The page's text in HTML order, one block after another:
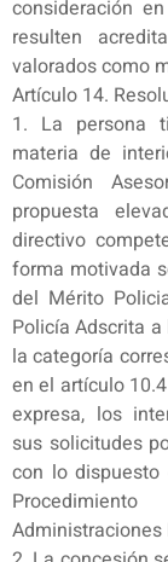
consideración
resulten
valorados como
Artículo 14.
1. La persona
materia de
Comisión
propuesta
directivo
forma motivada
del Mérito
Policía Adscrita
la categoría
en el artículo
expresa, los
sus solicitudes
con lo
Administraciones